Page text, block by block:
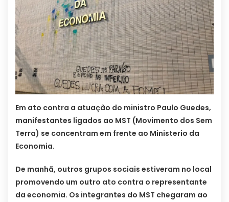
Em ato contra a atuação do ministro Paulo Guedes,
manifestantes ligados ao MST (Movimento dos Sem
Terra) se concentram em frente ao Ministerio da
Economia.
De manhã, outros grupos sociais estiveram no local
promovendo um outro ato contra o representante
da economia. Os integrantes do MST chegaram ao